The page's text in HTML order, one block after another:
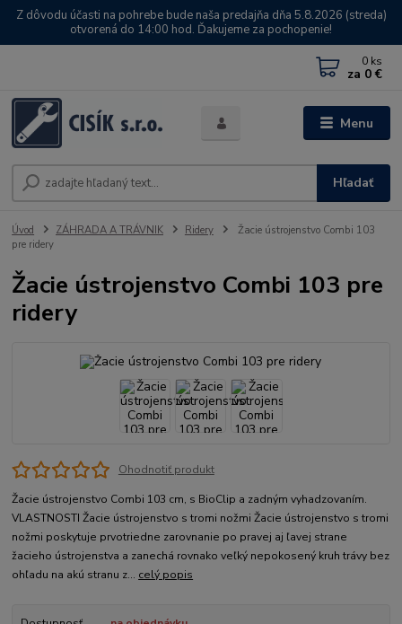
Z dôvodu účasti na pohrebe bude naša predajňa dňa 5.8.2026 (streda)
otvorená do 14:00 hod. Ďakujeme za pochopenie!
Menu
Hľadať
0 ks
za 0 €
Úvod ZÁHRADA A TRÁVNIK Ridery
Žacie ústrojenstvo Combi 103
pre ridery
Žacie ústrojenstvo Combi 103 pre
ridery
Ohodnotiť produkt
Žacie ústrojenstvo Combi 103 cm, s BioClip a zadným vyhadzovaním.
VLASTNOSTI Žacie ústrojenstvo s tromi nožmi Žacie ústrojenstvo s tromi
nožmi poskytuje prvotriedne zarovnanie po pravej aj ľavej strane
žacieho ústrojenstva a zanechá rovnako veľký nepokosený kruh trávy bez
ohľadu na akú stranu z... celý popis